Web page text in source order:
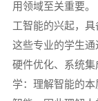
用领域至关重要
工智能的兴起，具
这些专业的学生
硬件优化、系统
学：理解智能的